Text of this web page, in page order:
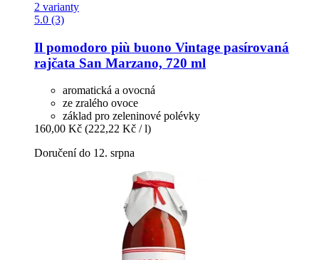
2 varianty
5.0 (3)
Il pomodoro più buono Vintage pasírovaná
rajčata San Marzano, 720 ml
aromatická a ovocná
ze zralého ovoce
základ pro zeleninové polévky
160,00 Kč (222,22 Kč / l)
Doručení do 12. srpna